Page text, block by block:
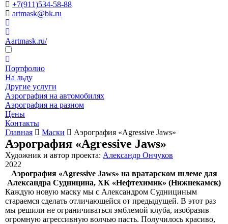
+7(911)534-58-88
artmask@bk.ru
Aartmask.ru/
Портфолио
На льду
Другие услуги
Аэрография на автомобилях
Аэрография на разном
Цены
Контакты
Главная
Маски Аэрография «Agressive Jaws»
Аэрография «Agressive Jaws»
Художник и автор проекта: Александр Ончуков
2022
Аэрография «Agressive Jaws» на вратарском шлеме для
Александра Судницина, ХК «Нефтехимик» (Нижнекамск)
Каждую новую маску мы с Александром Суднициным
стараемся сделать отличающейся от предыдущей. В этот раз
мы решили не ограничиваться эмблемой клуба, изобразив
огромную агрессивную волчью пасть. Получилось красиво,